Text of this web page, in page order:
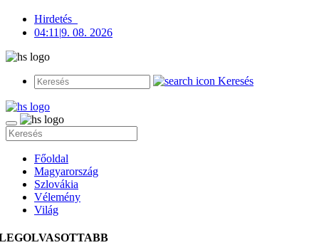
Hirdetés
04:11 |9. 08. 2026
Keresés
Főoldal
Magyarország
Szlovákia
Vélemény
Világ